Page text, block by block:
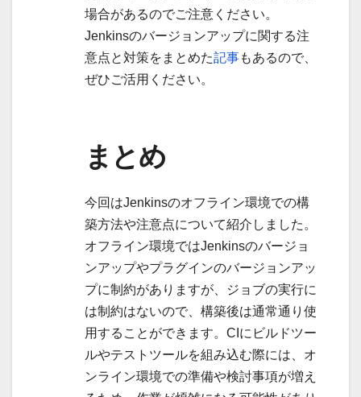
場合があるのでご注意ください。
Jenkinsのバージョンアップに関する注
意点と対策をまとめた記事もあるので、
ぜひご活用ください。
まとめ
今回はJenkinsのオフライン環境での構
築方法や注意点について紹介しました。
オフライン環境ではJenkinsのバージョ
ンアップやプラグインのバージョンアッ
プに制約がありますが、ジョブの実行に
は制約はないので、構築後は通常通り使
用することができます。CIにビルドツー
ルやテストツールを組み込む際には、オ
ンライン環境での準備や検討事項が増え